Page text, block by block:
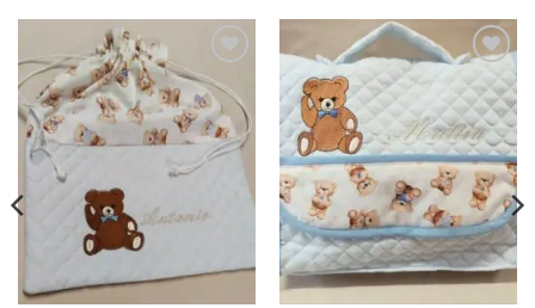
Aggiungi
alla lista
dei
desideri
Aggiungi
alla lista
dei
desideri